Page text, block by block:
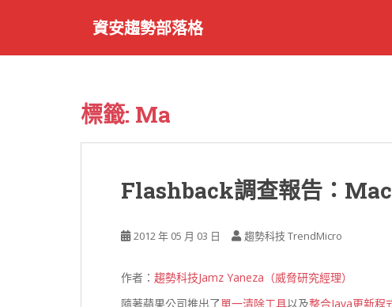
資安趨勢部落格
標籤: Ma
Flashback調查報告：
2012 年 05 月 03 日 趨勢科技 TrendMicro
作者： 趨勢科技Jamz Yaneza（威脅研究經理）
隨著蘋果公司推出了單一清除工具以及整合Java更新程